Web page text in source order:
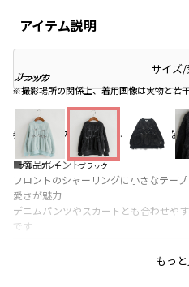
ブラック
※撮影場所の関係上、着用画像は実物と若
ブラック
ブラック
ブルーグレー ブラック
アイテム説明
サイズ/
表面がほんのり起毛した、やわらかな
■商品ポイント
フロントのシャーリングに小さなテー
愛さが魅力
デニムパンツやスカートとも合わせや
です
もっ